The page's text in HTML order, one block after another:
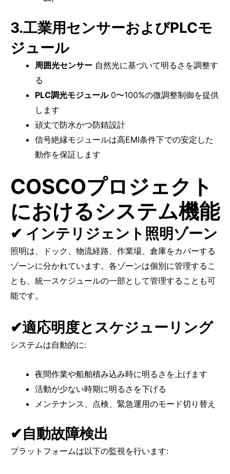
3.工業用センサーおよびPLCモ
ジュール
周囲光センサー 自然光に基づいて明るさを調整す
る
PLC調光モジュール0〜100%の微調整制御を提供
します
頑丈で防水かつ防錆設計
信号絶縁モジュールは高EMI条件下での安定した
動作を保証します
COSCOプロジェクト
におけるシステム機能
✔ インテリジェント照明ゾーン
照明は、ドック、物流経路、作業場、倉庫をカバーする
ゾーンに分かれています。各ゾーンは個別に管理するこ
とも、統一スケジュールの一部として管理することも可
能です。
✔適応明度とスケジューリング
システムは自動的に:
夜間作業や船舶積み込み時に明るさを上げます
活動が少ない時期に明るさを下げる
メンテナンス、点検、緊急運用のモード切り替え
✔自動故障検出
プラットフォームは以下の監視を行います: